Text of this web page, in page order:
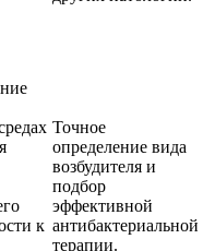
к
Точное
определение вида
возбудителя и
подбор
эффективной
антибактериальной
терапии.